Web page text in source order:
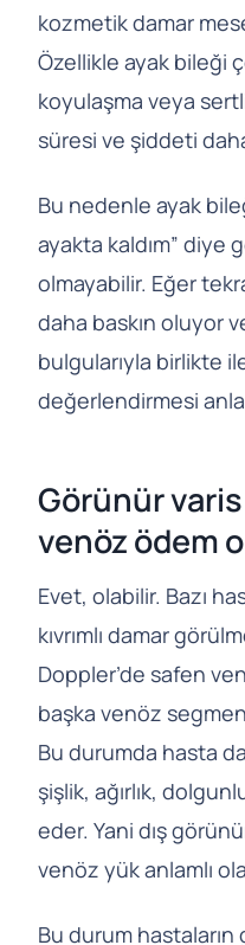
kozmetik damar
Özellikle ayak bileği
koyulaşma veya
süresi ve şiddeti
Bu nedenle ayak
ayakta kaldım” diye
olmayabilir. Eğer
daha baskın oluyor
bulgularıyla birlikte
değerlendirmesi
Görünür
venöz ödem
Evet, olabilir. Bazı
kıvrımlı damar
Doppler’de safen
başka venöz
Bu durumda hasta
şişlik, ağırlık,
eder. Yani dış
venöz yük anlamlı
Bu durum hastaların